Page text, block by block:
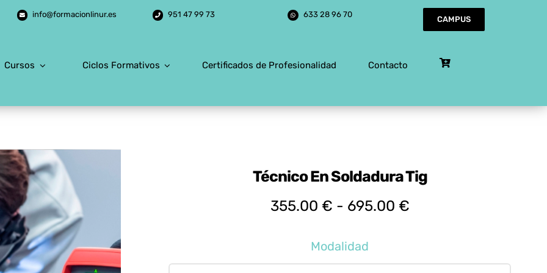
info@formacionlinur.es 951 47 99 73 633 28 96 70
CAMPUS
Cursos Ciclos Formativos Certificados de Profesionalidad Contacto
Técnico En Soldadura Tig
355.00 € - 695.00 €Rango
Modalidad